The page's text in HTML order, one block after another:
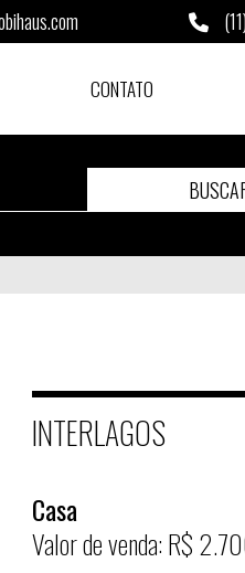
CONTATO
INTERLAGOS
Casa
Valor de venda: R$